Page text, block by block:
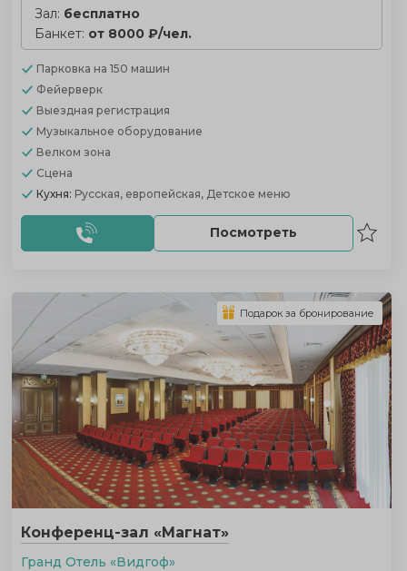
Зал: бесплатно
Банкет: от 8000 ₽/чел.
Парковка на 150 машин
Фейерверк
Выездная регистрация
Музыкальное оборудование
Велком зона
Сцена
Кухня: Русская, европейская, Детское меню
Посмотреть
Конференц-зал «Магнат»
Гранд Отель «Видгоф»
Подарок за бронирование